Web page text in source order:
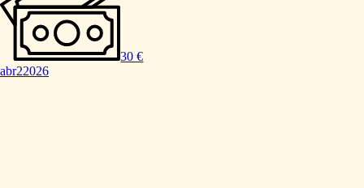
30 €
abr22026